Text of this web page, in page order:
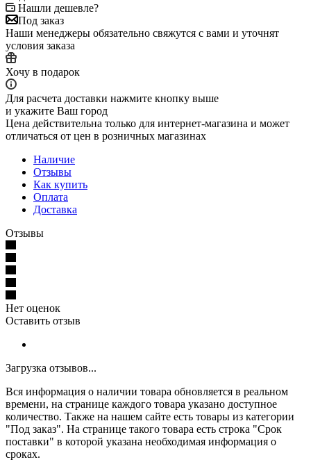
Нашли дешевле?
Под заказ
Наши менеджеры обязательно свяжутся с вами и уточнят
условия заказа
Хочу в подарок
Для расчета доставки нажмите кнопку выше
и укажите Ваш город
Цена действительна только для интернет-магазина и может
отличаться от цен в розничных магазинах
Наличие
Отзывы
Как купить
Оплата
Доставка
Отзывы
Нет оценок
Оставить отзыв
Загрузка отзывов...
Вся информация о наличии товара обновляется в реальном
времени, на странице каждого товара указано доступное
количество. Также на нашем сайте есть товары из категории
"Под заказ". На странице такого товара есть строка "Срок
поставки" в которой указана необходимая информация о
сроках.